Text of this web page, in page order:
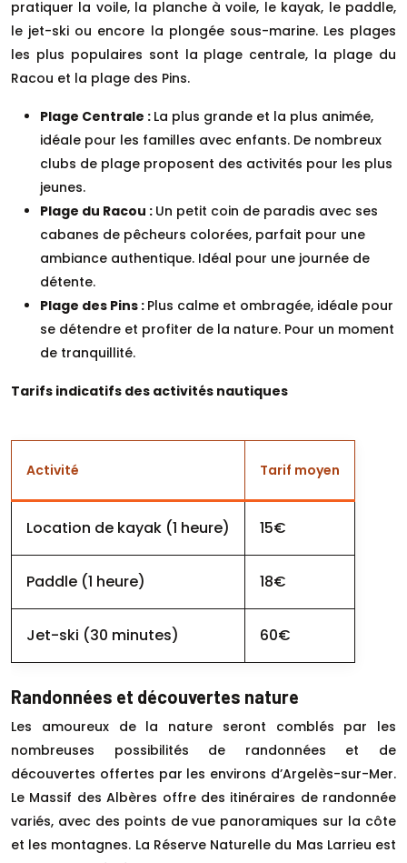
pratiquer la voile, la planche à voile, le kayak, le paddle,
le jet-ski ou encore la plongée sous-marine. Les plages
les plus populaires sont la plage centrale, la plage du
Racou et la plage des Pins.
Plage Centrale : La plus grande et la plus animée,
idéale pour les familles avec enfants. De nombreux
clubs de plage proposent des activités pour les plus
jeunes.
Plage du Racou : Un petit coin de paradis avec ses
cabanes de pêcheurs colorées, parfait pour une
ambiance authentique. Idéal pour une journée de
détente.
Plage des Pins : Plus calme et ombragée, idéale pour
se détendre et profiter de la nature. Pour un moment
de tranquillité.
Tarifs indicatifs des activités nautiques
Activité Tarif moyen
Location de kayak (1 heure) 15€
Paddle (1 heure) 18€
Jet-ski (30 minutes) 60€
Randonnées et découvertes nature
Les amoureux de la nature seront comblés par les
nombreuses possibilités de randonnées et de
découvertes offertes par les environs d’Argelès-sur-Mer.
Le Massif des Albères offre des itinéraires de randonnée
variés, avec des points de vue panoramiques sur la côte
et les montagnes. La Réserve Naturelle du Mas Larrieu est